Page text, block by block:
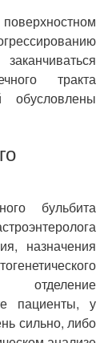
тракта
обусловлены
бульбита
назначения
пациенты, у
сильно, либо